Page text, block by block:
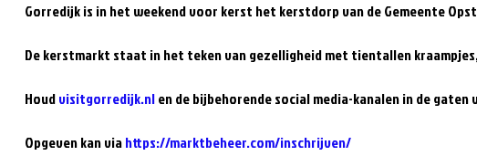
Gorredijk is in het weekend voor kerst het kerstdorp van de Gemeente
De kerstmarkt staat in het teken van gezelligheid met tientallen
Houd visitgorredijk.nl en de bijbehorende social media-kanalen in de
Opgeven kan via https://marktbeheer.com/inschrijven/